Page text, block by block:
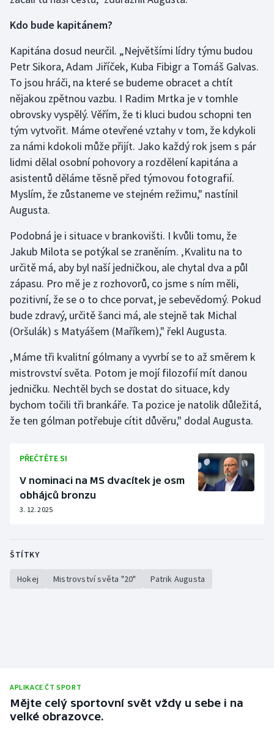
Kdo bude kapitánem?
Kapitána dosud neurčil. „Největšími lídry týmu budou
Petr Sikora, Adam Jiříček, Kuba Fibigr a Tomáš Galvas.
To jsou hráči, na které se budeme obracet a chtít
nějakou zpětnou vazbu. I Radim Mrtka je v tomhle
obrovsky vyspělý. Věřím, že ti kluci budou schopni ten
tým vytvořit. Máme otevřené vztahy v tom, že kdykoli
za námi kdokoli může přijít. Jako každý rok jsem s pár
lidmi dělal osobní pohovory a rozdělení kapitána a
asistentů děláme těsně před týmovou fotografií.
Myslím, že zůstaneme ve stejném režimu," nastínil
Augusta.
Podobná je i situace v brankovišti. I kvůli tomu, že
Jakub Milota se potýkal se zraněním. ‚Kvalitu na to
určitě má, aby byl naší jedničkou, ale chytal dva a půl
zápasu. Pro mě je z rozhovorů, co jsme s ním měli,
pozitivní, že se o to chce porvat, je sebevědomý. Pokud
bude zdravý, určitě šanci má, ale stejně tak Michal
(Oršulák) s Matyášem (Maříkem)," řekl Augusta.
‚Máme tři kvalitní gólmany a vyvrbí se to až směrem k
mistrovství světa. Potom je mojí filozofií mít danou
jedničku. Nechtěl bych se dostat do situace, kdy
bychom točili tři brankáře. Ta pozice je natolik důležitá,
že ten gólman potřebuje cítit důvěru," dodal Augusta.
PŘEČTĚTE SI
V nominaci na MS dvacítek je osm
obhájců bronzu
3. 12. 2025
ŠTÍTKY
Hokej Mistrovství světa "20" Patrik Augusta
APLIKACE ČT SPORT
Mějte celý sportovní svět vždy u sebe i na
velké obrazovce.